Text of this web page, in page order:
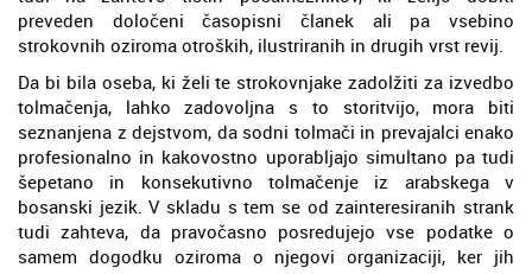
preveden določeni časopisni članek ali pa vsebino
strokovnih oziroma otroških, ilustriranih in drugih vrst revij.
Da bi bila oseba, ki želi te strokovnjake zadolžiti za izvedbo
tolmačenja, lahko zadovoljna s to storitvijo, mora biti
seznanjena z dejstvom, da sodni tolmači in prevajalci enako
profesionalno in kakovostno uporabljajo simultano pa tudi
šepetano in konsekutivno tolmačenje iz arabskega v
bosanski jezik. V skladu s tem se od zainteresiranih strank
tudi zahteva, da pravočasno posredujejo vse podatke o
samem dogodku oziroma o njegovi organizaciji, ker jih